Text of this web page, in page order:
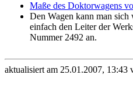
Maße des Doktorwagens
Den Wagen kann man
einfach den Leiter der
Nummer 2492 an.
aktualisiert am 25.01.2007, 13:43